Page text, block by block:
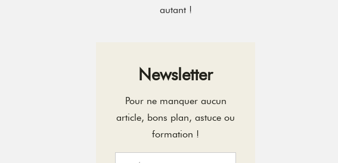
autant !
Newsletter
Pour ne manquer aucun
article, bons plan, astuce ou
formation !